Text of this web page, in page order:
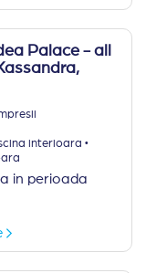
Palace - all
interioara ·
in perioada